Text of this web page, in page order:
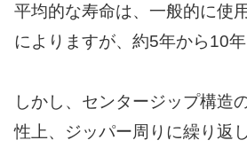
平均的な寿命は、一般的に使
によりますが、約5年から10年
しかし、センタージップ構造
性上、ジッパー周りに繰り返